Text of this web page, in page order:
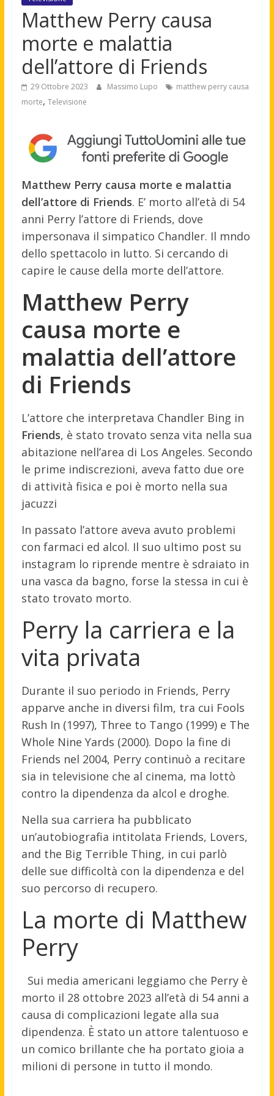
Matthew Perry causa
morte e malattia
dell’attore di Friends
29 Ottobre 2023 Massimo Lupo
matthew perry causa
morte, Televisione
Matthew Perry causa morte e malattia
dell’attore di Friends. E’ morto all’età di 54
anni Perry l’attore di Friends, dove
impersonava il simpatico Chandler. Il mndo
dello spettacolo in lutto. Si cercando di
capire le cause della morte dell’attore.
Matthew Perry
causa morte e
malattia dell’attore
di Friends
L’attore che interpretava Chandler Bing in
Friends, è stato trovato senza vita nella sua
abitazione nell’area di Los Angeles. Secondo
le prime indiscrezioni, aveva fatto due ore
di attività fisica e poi è morto nella sua
jacuzzi
In passato l’attore aveva avuto problemi
con farmaci ed alcol. Il suo ultimo post su
instagram lo riprende mentre è sdraiato in
una vasca da bagno, forse la stessa in cui è
stato trovato morto.
Perry la carriera e la
vita privata
Durante il suo periodo in Friends, Perry
apparve anche in diversi film, tra cui Fools
Rush In (1997), Three to Tango (1999) e The
Whole Nine Yards (2000). Dopo la fine di
Friends nel 2004, Perry continuò a recitare
sia in televisione che al cinema, ma lottò
contro la dipendenza da alcol e droghe.
Nella sua carriera ha pubblicato
un’autobiografia intitolata Friends, Lovers,
and the Big Terrible Thing, in cui parlò
delle sue difficoltà con la dipendenza e del
suo percorso di recupero.
La morte di Matthew
Perry
Sui media americani leggiamo che Perry è
morto il 28 ottobre 2023 all’età di 54 anni a
causa di complicazioni legate alla sua
dipendenza. È stato un attore talentuoso e
un comico brillante che ha portato gioia a
milioni di persone in tutto il mondo.